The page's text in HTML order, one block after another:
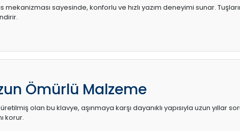
sayesinde, konforlu ve hızlı yazım deneyimi sunar.
Ömürlü Malzeme
olan bu klavye, aşınmaya karşı dayanıklı yapısıyla uzun yıllar
korur.